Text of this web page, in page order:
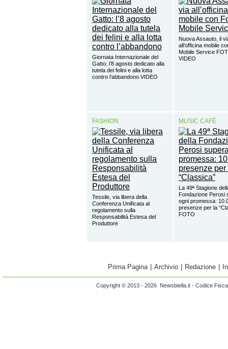
Giornata Internazionale del
Gatto: l’8 agosto dedicato alla
tutela dei felini e alla lotta
contro l’abbandono VIDEO
Nuova Assauto, il
all’officina mobile
Mobile Service
VIDEO
FASHION
Tessile, via libera della
Conferenza Unificata al
regolamento sulla
Responsabilità Estesa del
Produttore
MUSIC CAFÈ
La 49ª Stagione
Fondazione Perosi
ogni promessa:
presenze per la
FOTO
Prima Pagina Archivio Redazione
Copyright © 2013 - 2026 Newsbiella.it - Codice